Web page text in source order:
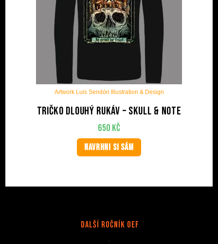
Artwork Luis Sendón Illustration & Design
Tričko dlouhý rukáv – Skull & Note
650 Kč
NAVRHNI SI SÁM
Další Ročník OEF